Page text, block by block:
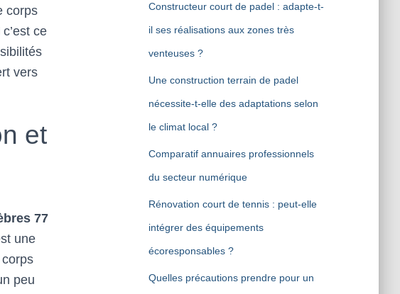
corps
ce
vers
et
77
une
peu
Constructeur court de padel : adapte-t-
il ses réalisations aux zones très
venteuses ?
Une construction terrain de padel
nécessite-t-elle des adaptations selon
le climat local ?
Comparatif annuaires professionnels
du secteur numérique
Rénovation court de tennis : peut-elle
intégrer des équipements
écoresponsables ?
Quelles précautions prendre pour un